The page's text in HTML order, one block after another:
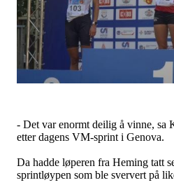
- Det var enormt deilig å vinne, sa
etter dagens VM-sprint i Genova.
Da hadde løperen fra Heming tatt
sprintløypen som ble sververt på